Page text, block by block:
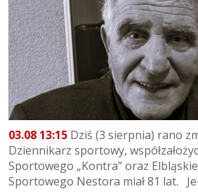
03.08 13:15 Dziś (3 sierpnia) rano
Dziennikarz sportowy,
Sportowego „Kontra” oraz
Sportowego Nestora miał 81 lat.